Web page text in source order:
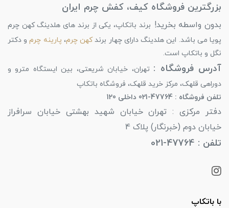
بزرگترین فروشگاه کیف، کفش چرم ایران
بدون واسطه بخرید! برند باتکاپ، یکی از برند های هلدینگ کهن چرم
پویا می باشد. این هلدینگ دارای چهار برندکهن چرم، پارینه چرمو دکتر
نگل و باتکاپ است.
آدرس فروشگاه : تهران، خیابان شریعتی، بین ایستگاه مترو و
دوراهی قلهک، مرکز خرید قلهک، فروشگاه باتکاپ
تلفن فروشگاه : 47764-021 داخلی 120
دفتر مرکزی : تهران خیابان شهید بهشتی خیابان سرافراز
خیابان دوم (خبرنگار) پلاک 4
تلفن : 47764-021
با باتکاپ